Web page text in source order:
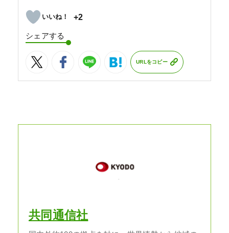
+2
シェアする
URLをコピー
共同通信社